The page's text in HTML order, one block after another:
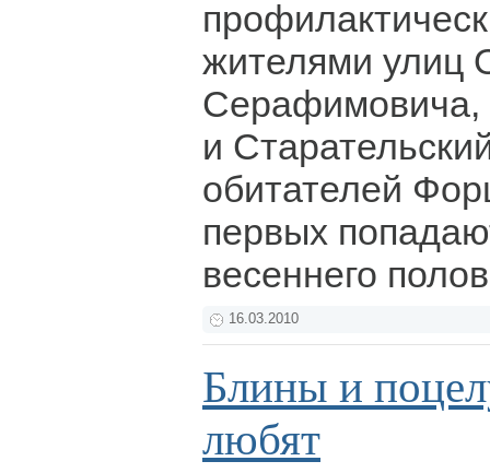
жителями улиц
Серафимовича,
и
обитателей
первых
весеннего
16.03.2010
Блины и
любят